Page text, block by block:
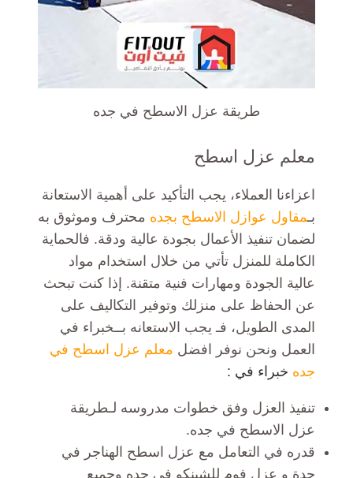
طريقة عزل الاسطح في جده
معلم عزل اسطح
اعزاءنا العملاء، يجب التأكيد على أهمية الاستعانة
بـمقاول عوازل الاسطح بجده محترف وموثوق به
لضمان تنفيذ الأعمال بجودة عالية ودقة. فالحماية
الكاملة للمنزل تأتي من خلال استخدام مواد
عالية الجودة ومهارات فنية متقنة. إذا كنت تبحث
عن الحفاظ على منزلك وتوفير التكاليف على
المدى الطويل، فـ يجب الاستعانه بــخبراء في
العمل ونحن نوفر افضل معلم عزل اسطح في
جده خبراء في :
تنفيذ العزل وفق خطوات مدروسه لـطريقة
عزل الاسطح في جده.
قدره في التعامل مع عزل اسطح الهناجر في
جدة و عزل فوم للشينكو في جده وجميع